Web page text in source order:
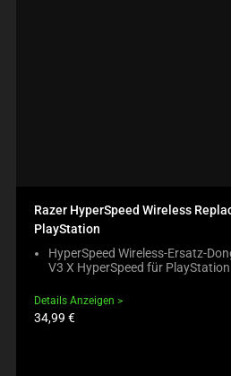
Razer HyperSpeed Wireless
PlayStation
HyperSpeed Wireless-Ersatz-
V3 X HyperSpeed für PlayStation
Details Anzeigen
Produktpreis:
34,99 €